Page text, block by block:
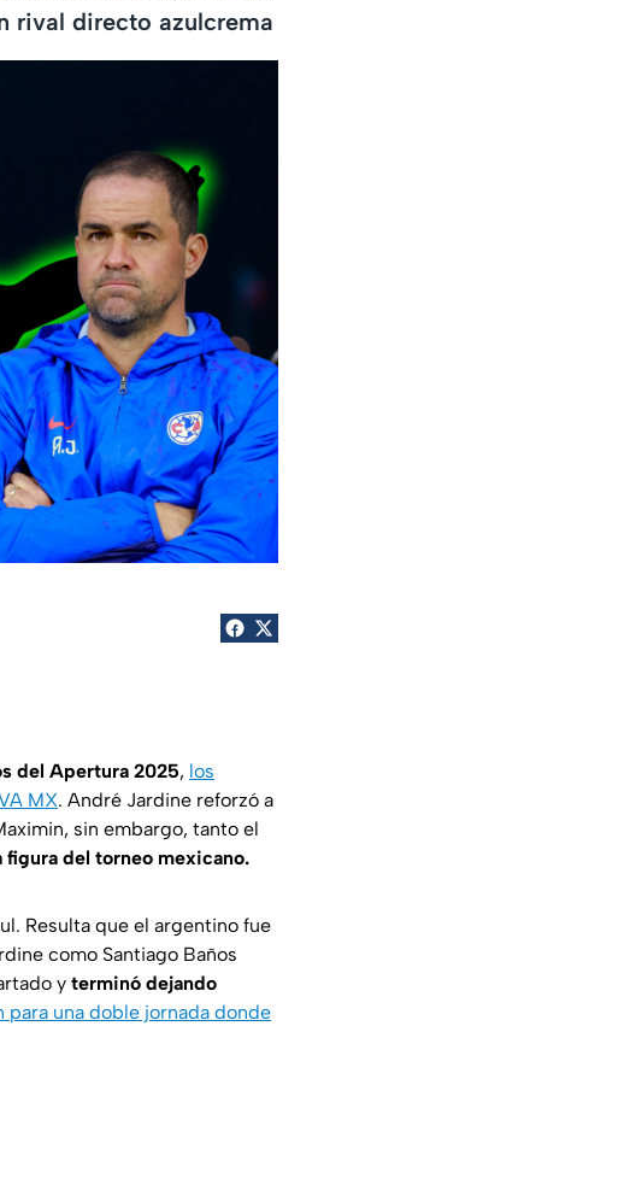
rival directo azulcrema
del Apertura 2025, los
MX. André Jardine reforzó a
sin embargo, tanto el
figura del torneo mexicano.
Resulta que el argentino fue
como Santiago Baños
y terminó dejando
para una doble jornada donde